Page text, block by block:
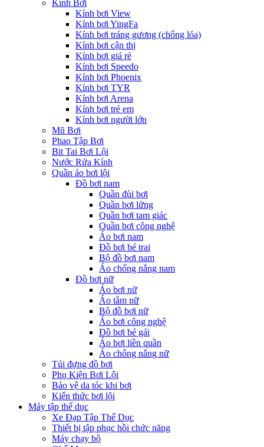
Kính Bơi
Kính bơi View
Kính bơi YingFa
Kính bơi tráng gương (chống lóa)
Kính bơi cận thị
Kính bơi giá rẻ
Kính bơi Speedo
Kính bơi Phoenix
Kính bơi TYR
Kính bơi Arena
Kính bơi trẻ em
Kính bơi người lớn
Mũ Bơi
Phao Tập Bơi
Bit Tai Bơi Lội
Nước Rửa Kính
Quần áo bơi lội
Đồ bơi nam
Quần đùi bơi
Quần bơi lửng
Quần bơi tam giác
Quần bơi công nghệ
Áo bơi nam
Đồ bơi bé trai
Bộ đồ bơi nam
Áo chống nắng nam
Đồ bơi nữ
Áo bơi nữ
Áo tắm nữ
Bộ đồ bơi nữ
Áo bơi công nghệ
Đồ bơi bé gái
Áo bơi liền quần
Áo chống nắng nữ
Túi đựng đồ bơi
Phụ Kiện Bơi Lội
Bảo vệ da tóc khi bơi
Kiến thức bơi lội
Máy tập thể dục
Xe Đạp Tập Thể Dục
Thiết bị tập phục hồi chức năng
Máy chạy bộ